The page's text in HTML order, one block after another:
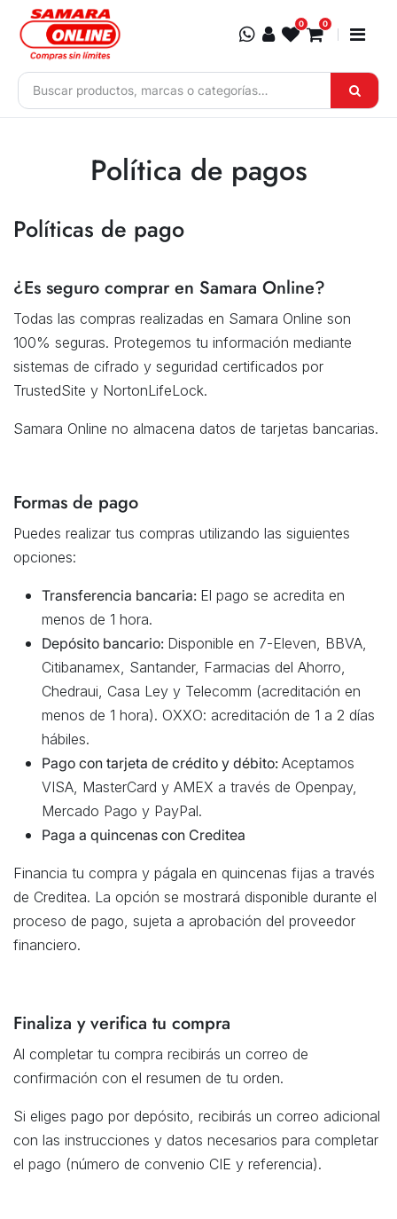
Ir al contenido
0 0
Política de pagos
Políticas de pago
¿Es seguro comprar en Samara Online?
Todas las compras realizadas en Samara Online son
100% seguras. Protegemos tu información mediante
sistemas de cifrado y seguridad certificados por
TrustedSite y NortonLifeLock.
Samara Online no almacena datos de tarjetas bancarias.
Formas de pago
Puedes realizar tus compras utilizando las siguientes
opciones:
Transferencia bancaria: El pago se acredita en
menos de 1 hora.
Depósito bancario: Disponible en 7-Eleven, BBVA,
Citibanamex, Santander, Farmacias del Ahorro,
Chedraui, Casa Ley y Telecomm (acreditación en
menos de 1 hora). OXXO: acreditación de 1 a 2 días
hábiles.
Pago con tarjeta de crédito y débito: Aceptamos
VISA, MasterCard y AMEX a través de Openpay,
Mercado Pago y PayPal.
Paga a quincenas con Creditea
Financia tu compra y págala en quincenas fijas a través
de Creditea. La opción se mostrará disponible durante el
proceso de pago, sujeta a aprobación del proveedor
financiero.
Finaliza y verifica tu compra
Al completar tu compra recibirás un correo de
confirmación con el resumen de tu orden.
Si eliges pago por depósito, recibirás un correo adicional
con las instrucciones y datos necesarios para completar
el pago (número de convenio CIE y referencia).